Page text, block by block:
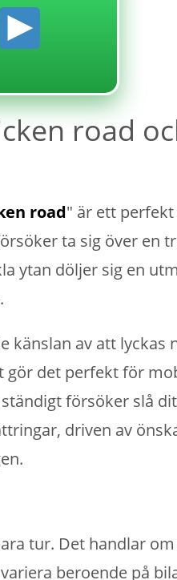
road
road" är ett
ta sig över en
ytan döljer sig en
av att lyckas
det perfekt för
försöker slå
driven av
tur. Det handlar
beroende på